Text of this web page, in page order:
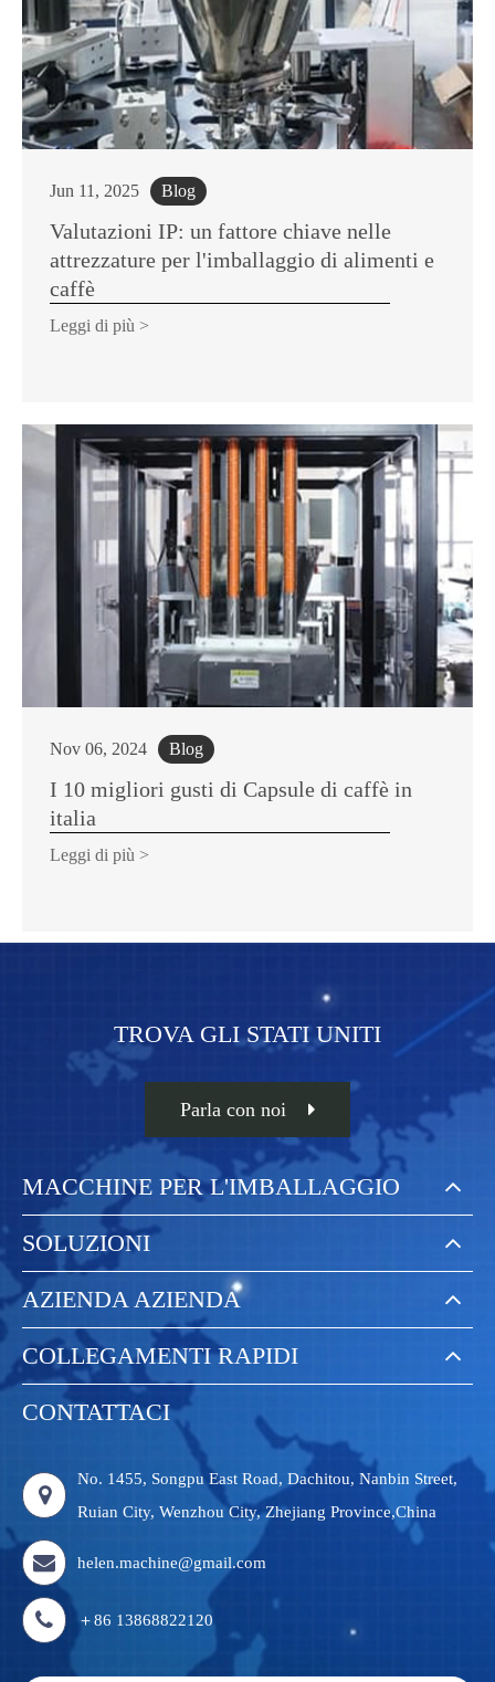
Jun 11, 2025 Blog
Valutazioni IP: un fattore chiave nelle
attrezzature per l'imballaggio di alimenti e
caffè
Leggi di più >
Nov 06, 2024 Blog
I 10 migliori gusti di Capsule di caffè in
italia
Leggi di più >
TROVA GLI STATI UNITI
Parla con noi
MACCHINE PER L'IMBALLAGGIO
SOLUZIONI
AZIENDA AZIENDA
COLLEGAMENTI RAPIDI
CONTATTACI
No. 1455, Songpu East Road, Dachitou, Nanbin Street,
Ruian City, Wenzhou City, Zhejiang Province,China
helen.machine@gmail.com
＋86 13868822120